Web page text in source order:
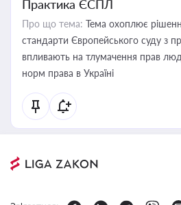
Практика ЄСПЛ
Про що тема: Тема охоплює
стандарти Європейського суду з
впливають на тлумачення прав
норм права в Україні